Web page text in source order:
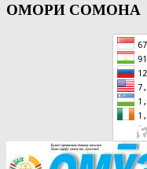
ОМОРИ СОМОНА